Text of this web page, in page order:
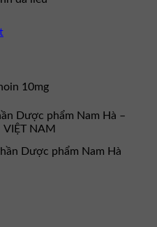
10mg
Dược phẩm Nam Hà –
VIỆT NAM
Dược phẩm Nam Hà